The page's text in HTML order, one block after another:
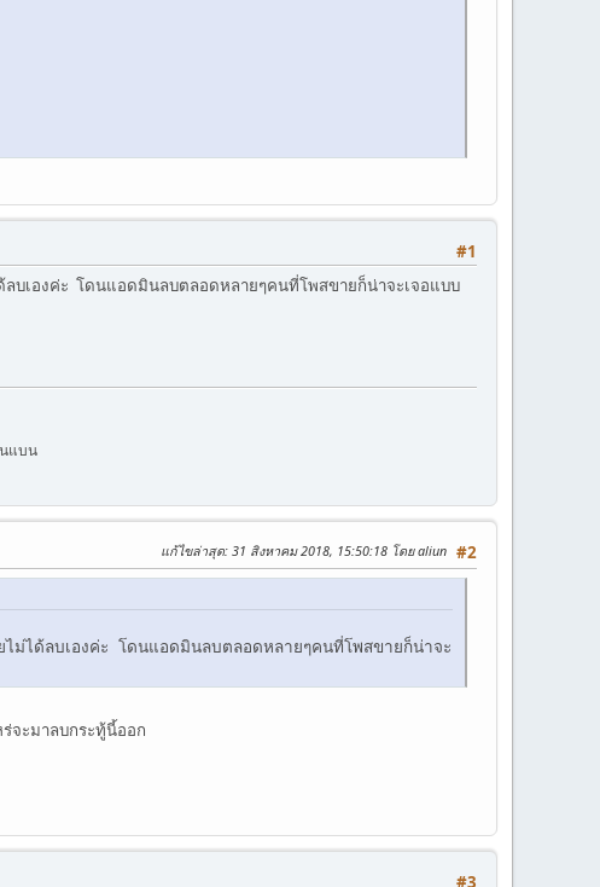
#1
เองค่ะ โดนแอดมินลบตลอดหลายๆคนที่โพสขายก็น่าจะเจอแบบ
แบน
#2
แก้ไขล่าสุด: 31 สิงหาคม 2018, 15:50:18 โดย aliun
ได้ลบเองค่ะ โดนแอดมินลบตลอดหลายๆคนที่โพสขายก็น่าจะ
จะมาลบกระทู้นี้ออก
#3